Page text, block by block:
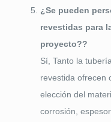
¿Se pueden
revestidas para
proyecto??
Sí, Tanto la
revestida ofrecen
elección del
corrosión,